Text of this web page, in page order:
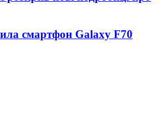
смартфон Galaxy F70